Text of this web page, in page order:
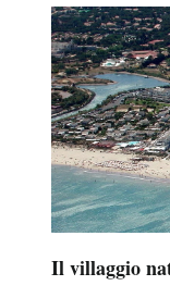
Il villaggio